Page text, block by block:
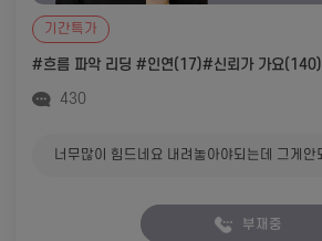
기간특가
#흐름 파악 리딩 #인연(17)#신뢰가 가요(140)
430
부재중